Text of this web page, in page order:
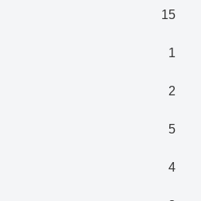
15
1
2
5
4